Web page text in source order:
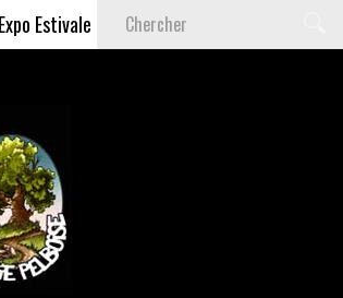
Estivale de Céline DELAS - Du 9 Juillet au 6